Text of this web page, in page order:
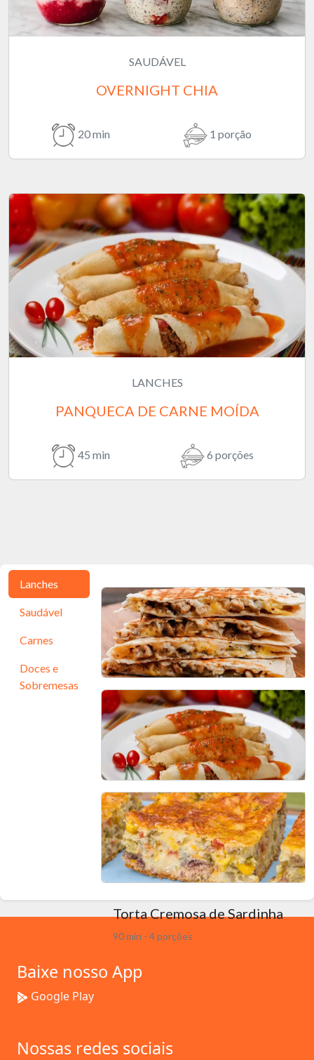
SAUDÁVEL
OVERNIGHT CHIA
20 min 1 porção
LANCHES
PANQUECA DE CARNE MOÍDA
45 min 6 porções
Lanches
Saudável
Carnes
Doces e
Sobremesas
Crepe de Coxão Mole com
Catupiry
40 min - 2 porções
Panqueca de carne moída
45 min - 6 porções
Torta Cremosa de Sardinha
90 min - 4 porções
Baixe nosso App
Google Play
Nossas redes sociais